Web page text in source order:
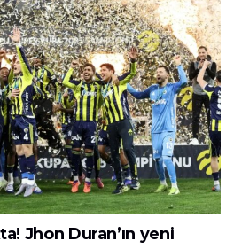
Jhon Duran’ın yeni